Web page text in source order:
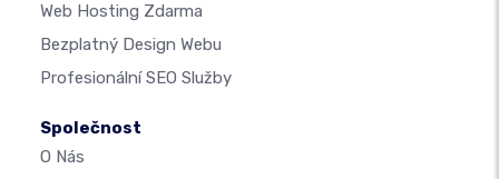
Web Hosting Zdarma
Bezplatný Design Webu
Profesionální SEO Služby
Společnost
O Nás